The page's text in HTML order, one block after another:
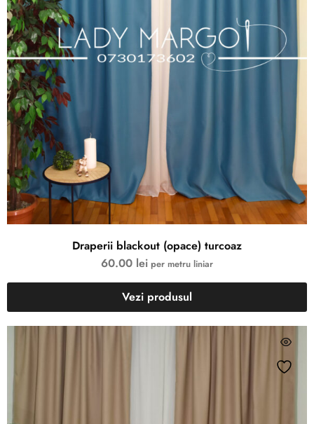
Draperii blackout (opace) turcoaz
60.00 lei per metru liniar
Vezi produsul